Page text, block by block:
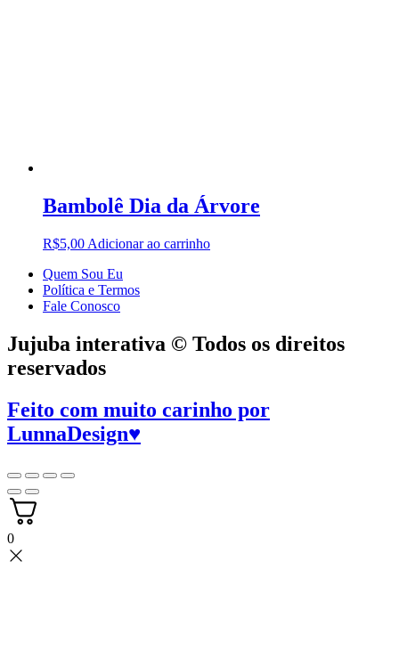
Bambolê Dia da Árvore
R$5,00 Adicionar ao carrinho
Quem Sou Eu
Política e Termos
Fale Conosco
Jujuba interativa © Todos os direitos
reservados
Feito com muito carinho por
LunnaDesign♥
0